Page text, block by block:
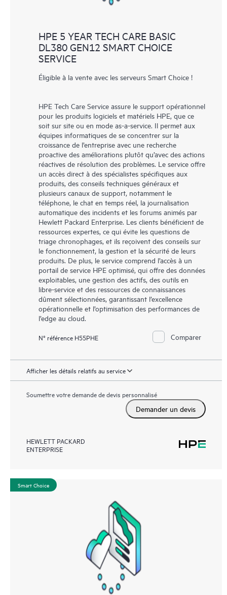
HPE 5 YEAR TECH CARE BASIC
DL380 GEN12 SMART CHOICE
SERVICE
Éligible à la vente avec les serveurs Smart Choice !
HPE Tech Care Service assure le support opérationnel
pour les produits logiciels et matériels HPE, que ce
soit sur site ou en mode as-a-service. Il permet aux
équipes informatiques de se concentrer sur la
croissance de l’entreprise avec une recherche
proactive des améliorations plutôt qu’avec des actions
réactives de résolution des problèmes. Le service offre
un accès direct à des spécialistes spécifiques aux
produits, des conseils techniques généraux et
plusieurs canaux de support, notamment le
téléphone, le chat en temps réel, la journalisation
automatique des incidents et les forums animés par
Hewlett Packard Enterprise. Les clients bénéficient de
ressources expertes, ce qui évite les questions de
triage chronophages, et ils reçoivent des conseils sur
le fonctionnement, la gestion et la sécurité de leurs
produits. De plus, le service comprend l’accès à un
portail de service HPE optimisé, qui offre des données
exploitables, une gestion des actifs, des outils en
libre-service et des ressources de connaissances
dûment sélectionnées, garantissant l’excellence
opérationnelle et l’optimisation des performances de
l’edge au cloud.
N° référence H55PHE Comparer
Afficher les détails relatifs au service
Soumettre votre demande de devis personnalisé
Demander un devis
HEWLETT PACKARD
ENTERPRISE
Smart Choice